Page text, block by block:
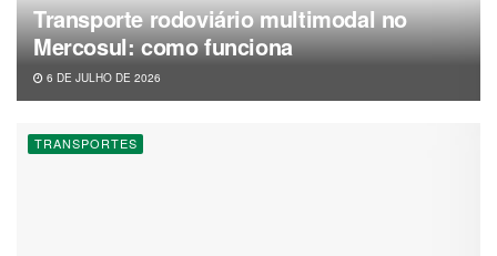
Transporte rodoviário multimodal no
Mercosul: como funciona
6 DE JULHO DE 2026
TRANSPORTES